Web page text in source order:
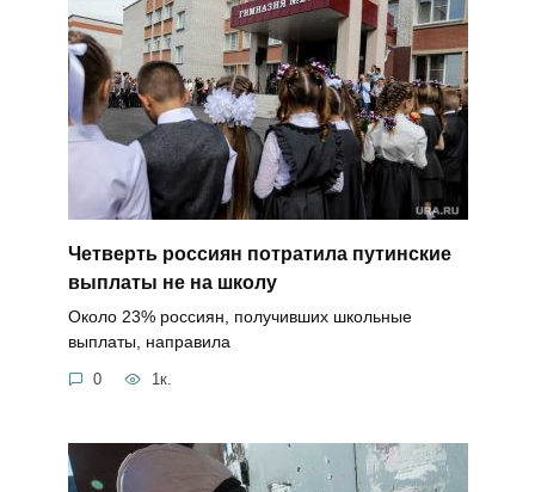
Четверть россиян потратила путинские
выплаты не на школу
Около 23% россиян, получивших школьные
выплаты, направила
0 1к.